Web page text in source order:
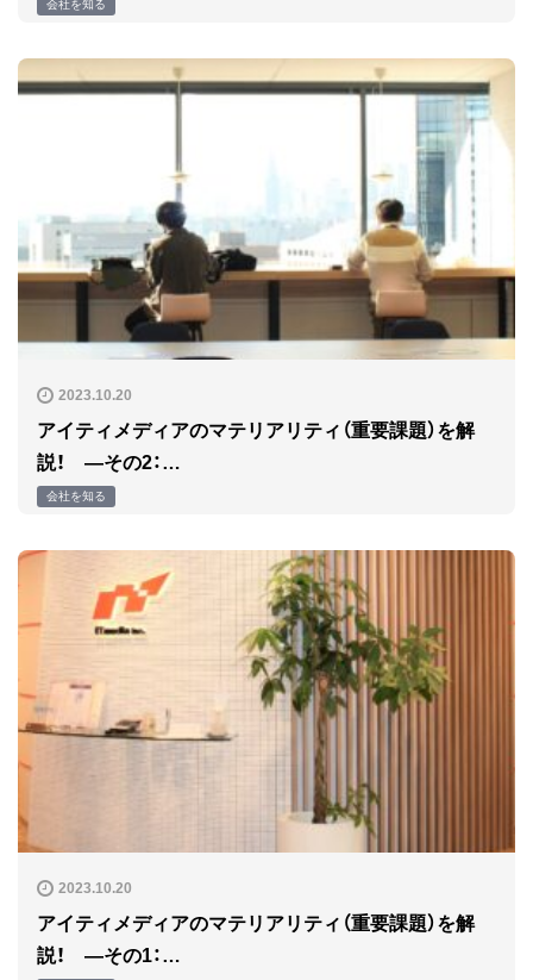
会社を知る
2023.10.20
アイティメディアのマテリアリティ（重要課題）を解
説！ ―その2：…
会社を知る
2023.10.20
アイティメディアのマテリアリティ（重要課題）を解
説！ ―その1：…